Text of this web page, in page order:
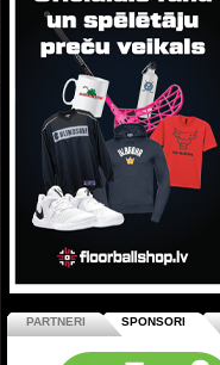
PARTNERI SPONSORI